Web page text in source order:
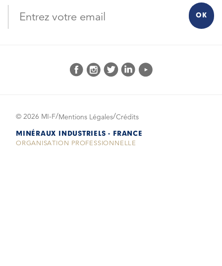
© 2026 MI-F Mentions Légales Crédits
MINÉRAUX INDUSTRIELS - FRANCE
ORGANISATION PROFESSIONNELLE